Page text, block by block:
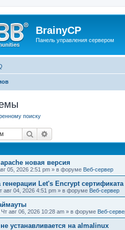
BrainyCP
Панель управления сервером
поиску
Поиск
новая версия
05, 2026 2:51 pm » в форуме Веб-сервер
Let's Encrypt
авг 04, 2026 4:51 pm » в форуме Веб-сервер
Чт авг 06, 2026 10:28 am » в форуме Веб-
устанавливается на almalinux